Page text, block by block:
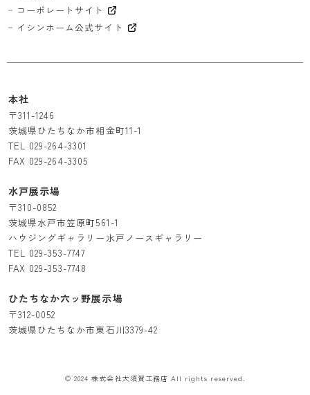
コーポレートサイト
イシンホーム公式サイト
本社
〒311-1246
茨城県ひたちなか市相金町11-1
TEL 029-264-3301
FAX 029-264-3305
水戸展示場
〒310-0852
茨城県水戸市笠原町561-1
ハウジングギャラリー水戸ノースギャラリー
TEL 029-353-7747
FAX 029-353-7748
ひたちなか六ッ野展示場
〒312-0052
茨城県ひたちなか市東石川3379-42
© 2024 株式会社大須賀工務店 All rights reserved.